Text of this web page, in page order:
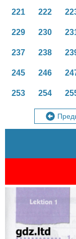
221 222
229 230
237 238
245 246
253 254